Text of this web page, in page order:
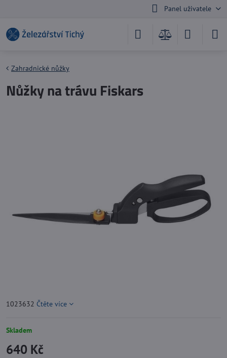
Panel uživatele
Zahradnické nůžky
Nůžky na trávu Fiskars
1023632 Čtěte více
Skladem
640 Kč